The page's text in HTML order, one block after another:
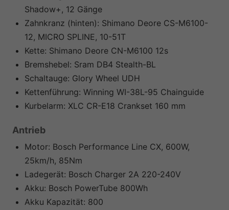
Shadow+, 12 Gänge
Zahnkranz (hinten): Shimano Deore CS-M6100-
12, MICRO SPLINE, 10-51T
Kette: Shimano Deore CN-M6100 12s
Bremshebel: Sram DB4 Stealth-BL
Schaltauge: Glory Wheel UDH
Kettenführung: Winning WI-38L-95 Chainguide
Kurbelarm: XLC CR-E18 Crankset 160 mm
Antrieb
Motor: Bosch Performance Line CX, 600W,
25km/h, 85Nm
Ladegerät: Bosch Charger 2A 220-240V
Akku: Bosch PowerTube 800Wh
Akku Kapazität: 800